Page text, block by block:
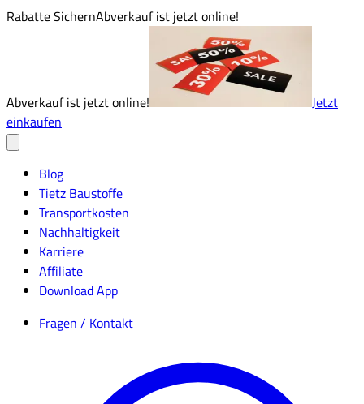
Rabatte SichernAbverkauf ist jetzt online!
Abverkauf ist jetzt online!
Jetzt
einkaufen
Blog
Tietz Baustoffe
Transportkosten
Nachhaltigkeit
Karriere
Affiliate
Download App
Fragen / Kontakt